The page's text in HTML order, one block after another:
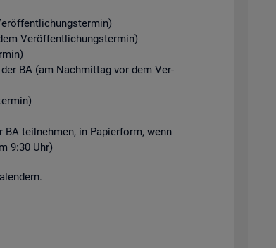
Ver­öf­fent­li­chungs­ter­min)
BA (am Nach­mit­tag vor dem Ver­
teil­neh­men, in Pa­pier­form, wenn
9:30 Uhr)